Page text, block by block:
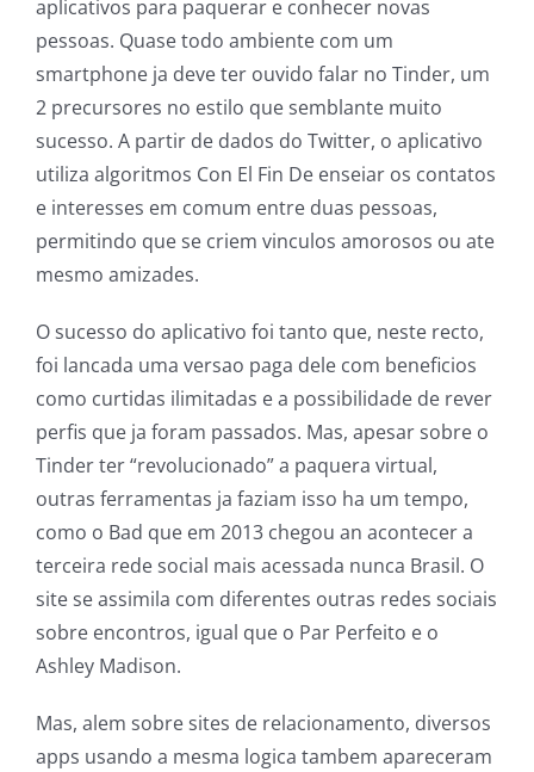
aplicativos para paquerar e conhecer novas
pessoas. Quase todo ambiente com um
smartphone ja deve ter ouvido falar no Tinder, um
2 precursores no estilo que semblante muito
sucesso. A partir de dados do Twitter, o aplicativo
utiliza algoritmos Con El Fin De enseiar os contatos
e interesses em comum entre duas pessoas,
permitindo que se criem vinculos amorosos ou ate
mesmo amizades.
O sucesso do aplicativo foi tanto que, neste recto,
foi lancada uma versao paga dele com beneficios
como curtidas ilimitadas e a possibilidade de rever
perfis que ja foram passados. Mas, apesar sobre o
Tinder ter “revolucionado” a paquera virtual,
outras ferramentas ja faziam isso ha um tempo,
como o Bad que em 2013 chegou an acontecer a
terceira rede social mais acessada nunca Brasil. O
site se assimila com diferentes outras redes sociais
sobre encontros, igual que o Par Perfeito e o
Ashley Madison.
Mas, alem sobre sites de relacionamento, diversos
apps usando a mesma logica tambem apareceram